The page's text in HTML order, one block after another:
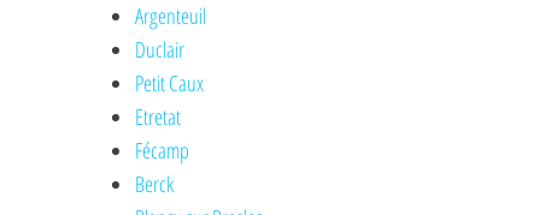
Argenteuil
Duclair
Petit Caux
Etretat
Fécamp
Berck